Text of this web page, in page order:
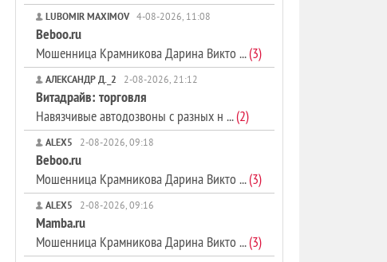
LUBOMIR MAXIMOV 4-08-2026, 11:08
Beboo.ru
Мошенница Крамникова Дарина Викто ...(3)
АЛЕКСАНДР Д._2 2-08-2026, 21:12
Витадрайв: торговля
Навязчивые автодозвоны с разных н ...(2)
ALEX5 2-08-2026, 09:18
Beboo.ru
Мошенница Крамникова Дарина Викто ...(3)
ALEX5 2-08-2026, 09:16
Mamba.ru
Мошенница Крамникова Дарина Викто ...(3)